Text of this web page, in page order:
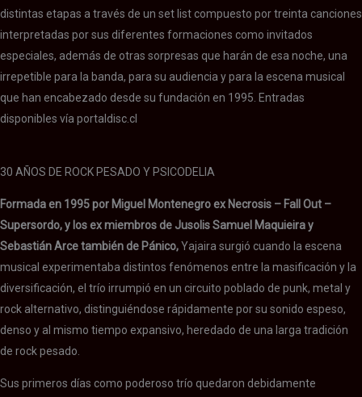
distintas etapas a través de un set list compuesto por treinta canciones
interpretadas por sus diferentes formaciones como invitados
especiales, además de otras sorpresas que harán de esa noche, una
irrepetible para la banda, para su audiencia y para la escena musical
que han encabezado desde su fundación en 1995. Entradas
disponibles vía portaldisc.cl
30 AÑOS DE ROCK PESADO Y PSICODELIA
Formada en 1995 por Miguel Montenegro ex Necrosis – Fall Out –
Supersordo, y los ex miembros de Jusolis Samuel Maquieira y
Sebastián Arce también de Pánico,Yajaira surgió cuando la escena
musical experimentaba distintos fenómenos entre la masificación y la
diversificación, el trío irrumpió en un circuito poblado de punk, metal y
rock alternativo, distinguiéndose rápidamente por su sonido espeso,
denso y al mismo tiempo expansivo, heredado de una larga tradición
de rock pesado.
Sus primeros días como poderoso trío quedaron debidamente